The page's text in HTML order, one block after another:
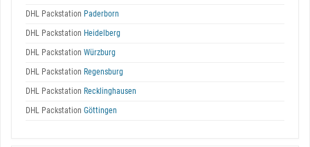
DHL Packstation Paderborn
DHL Packstation Heidelberg
DHL Packstation Würzburg
DHL Packstation Regensburg
DHL Packstation Recklinghausen
DHL Packstation Göttingen